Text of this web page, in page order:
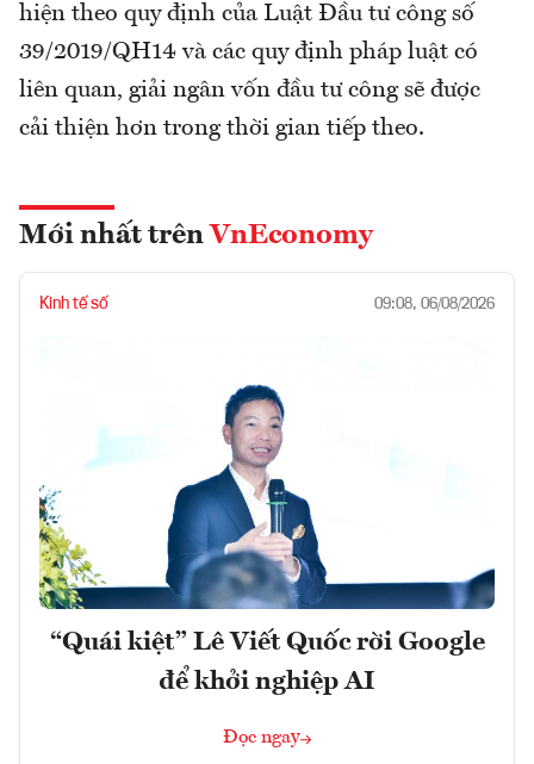
hiện theo quy định của Luật Đầu tư công số
39/2019/QH14 và các quy định pháp luật có
liên quan, giải ngân vốn đầu tư công sẽ được
cải thiện hơn trong thời gian tiếp theo.
Mới nhất trên VnEconomy
Kinh tế số 09:08, 06/08/2026
“Quái kiệt” Lê Viết Quốc rời Google
để khởi nghiệp AI
Đọc ngay